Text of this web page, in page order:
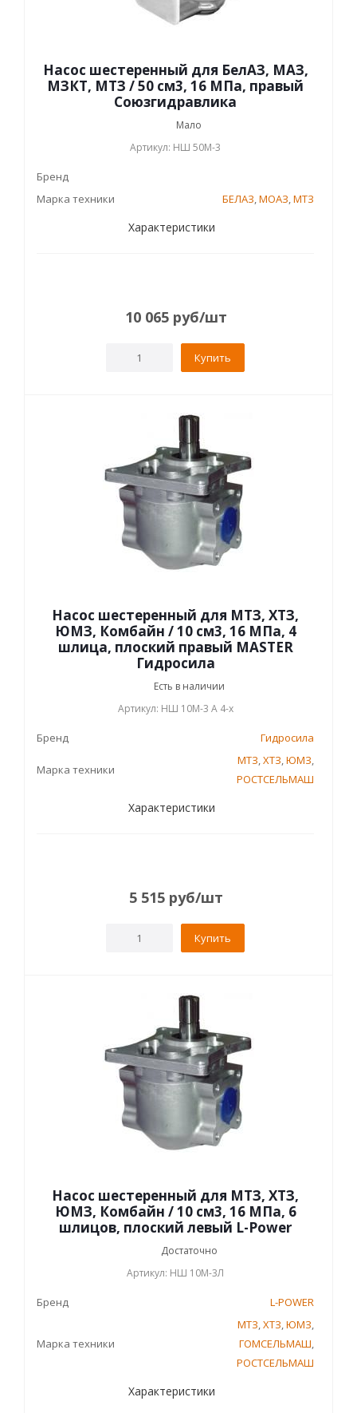
Насос шестеренный для БелАЗ, МАЗ,
МЗКТ, МТЗ / 50 см3, 16 МПа, правый
Союзгидравлика
Мало
Артикул: НШ 50М-3
Бренд
Марка техники
БЕЛАЗ,МОАЗ,МТЗ
Характеристики
10 065руб/шт
Купить
Насос шестеренный для МТЗ, ХТЗ,
ЮМЗ, Комбайн / 10 см3, 16 МПа, 4
шлица, плоский правый MASTER
Гидросила
Есть в наличии
Артикул: НШ 10М-3 А 4-х
Бренд Гидросила
Марка техники
МТЗ,ХТЗ,ЮМЗ,
РОСТСЕЛЬМАШ
Характеристики
5 515руб/шт
Купить
Насос шестеренный для МТЗ, ХТЗ,
ЮМЗ, Комбайн / 10 см3, 16 МПа, 6
шлицов, плоский левый L-Power
Достаточно
Артикул: НШ 10М-3Л
Бренд L-POWER
Марка техники
МТЗ,ХТЗ,ЮМЗ,
ГОМСЕЛЬМАШ,
РОСТСЕЛЬМАШ
Характеристики